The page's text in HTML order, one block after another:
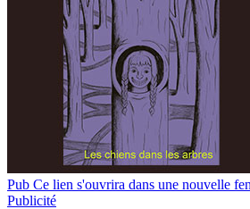
Pub Ce lien s'ouvrira dans une nouvelle
Publicité